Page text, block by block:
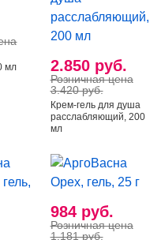
мл 2.850 руб.
Розничная цена
3.420 руб.
Крем-гель для душа
расслабляющий, 200
мл
984 руб.
Розничная цена
1.181 руб.